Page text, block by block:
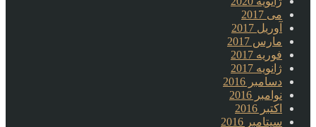
می 2017
آوریل 2017
مارس 2017
فوریه 2017
ژانویه 2017
دسامبر 2016
نوامبر 2016
اکتبر 2016
سپتامبر 2016